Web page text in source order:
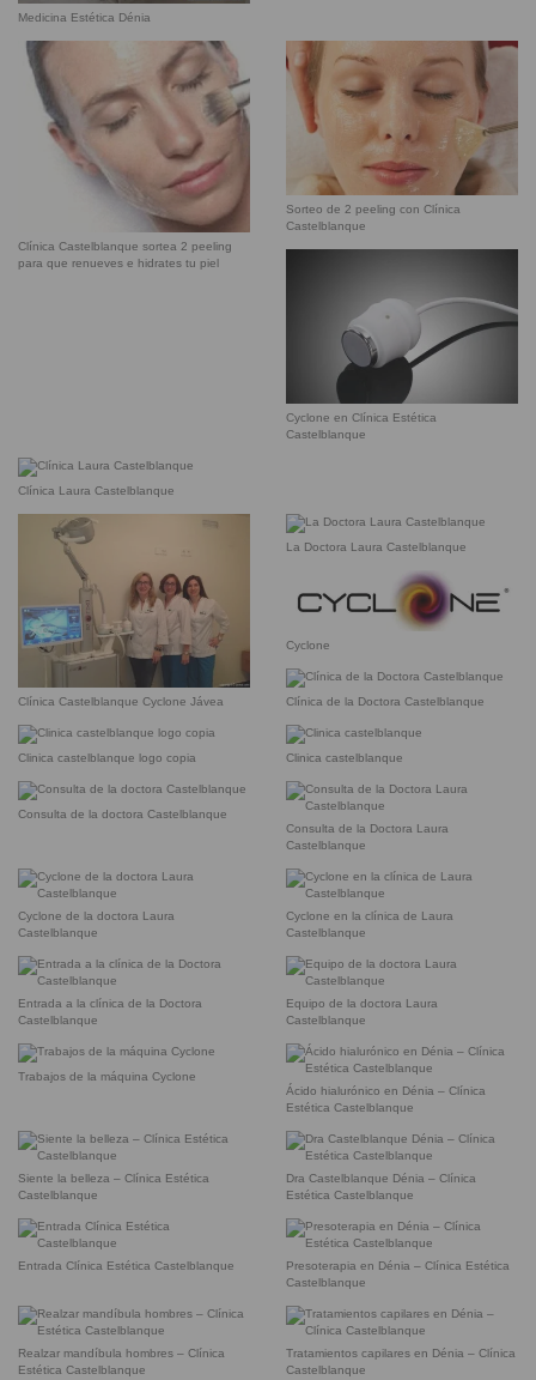
Medicina Estética Dénia
Clínica Castelblanque sortea 2 peeling
para que renueves e hidrates tu piel
Sorteo de 2 peeling con Clínica
Castelblanque
Cyclone en Clínica Estética
Castelblanque
Clínica Laura Castelblanque
Clínica Castelblanque Cyclone Jávea
La Doctora Laura Castelblanque
Cyclone
Clínica de la Doctora Castelblanque
Clinica castelblanque logo copia Clinica castelblanque
Consulta de la doctora Castelblanque
Consulta de la Doctora Laura
Castelblanque
Cyclone de la doctora Laura
Castelblanque
Cyclone en la clínica de Laura
Castelblanque
Entrada a la clínica de la Doctora
Castelblanque
Equipo de la doctora Laura
Castelblanque
Trabajos de la máquina Cyclone
Ácido hialurónico en Dénia – Clínica
Estética Castelblanque
Siente la belleza – Clínica Estética
Castelblanque
Dra Castelblanque Dénia – Clínica
Estética Castelblanque
Entrada Clínica Estética Castelblanque
Presoterapia en Dénia – Clínica Estética
Castelblanque
Realzar mandíbula hombres – Clínica
Estética Castelblanque
Tratamientos capilares en Dénia – Clínica
Castelblanque